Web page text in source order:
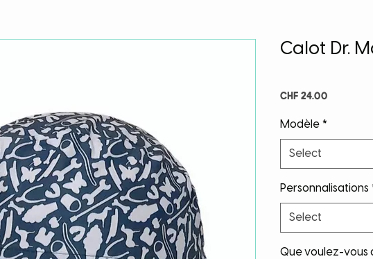
Calot Dr.
CHF 24.00
Modèle *
Select
Personnalisations
Select
Que voulez-vous